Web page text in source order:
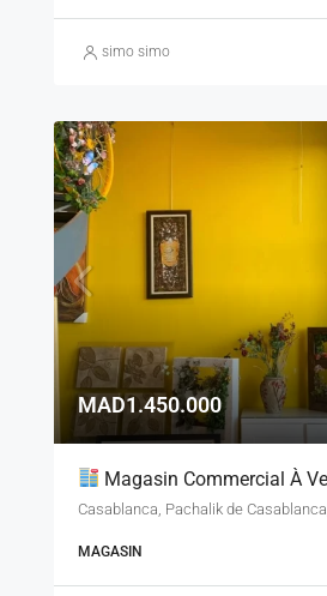
simo simo
MAD1.450.000
Magasin Commercial À Vendre – Emplacement
MAGASIN